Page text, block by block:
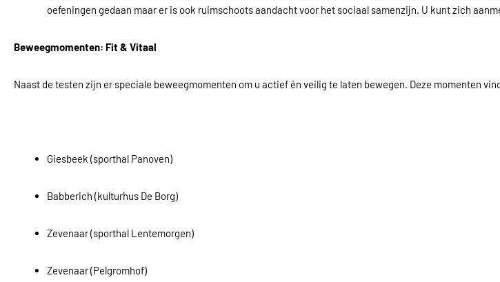
oefeningen gedaan maar er is ook ruimschoots aandacht voor het sociaal samenzijn. U kunt zich
Beweegmomenten: Fit & Vitaal
Naast de testen zijn er speciale beweegmomenten om u actief én veilig te laten bewegen. Deze momenten
Giesbeek (sporthal Panoven)
Babberich (kulturhus De Borg)
Zevenaar (sporthal Lentemorgen)
Zevenaar (Pelgromhof)